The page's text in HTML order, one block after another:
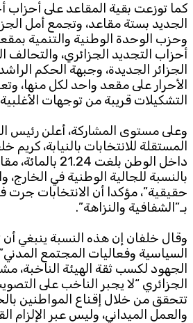
كما توزعت بقية المقاعد على أحزاب
الجديد بستة مقاعد، وتجمع أمل
وحزب الوحدة الوطنية والتنمية
أحزاب التجديد الجزائري، والتحالف
الجزائر الجديدة، وجبهة الحكم
الأحرار على مقعد واحد لكل منها،
التشكيلات قريبة من توجهات
وعلى مستوى المشاركة، أعلن رئيس
المستقلة للانتخابات بالنيابة، كريم
بالنسبة للجالية الوطنية في الخارج،
حقيقية”، مؤكدا أن الانتخابات
بـ”الشفافية والنزاهة”.
وقال خلفان إن هذه النسبة ينبغي
السياسية وفعاليات المجتمع
الجهود لكسب ثقة الهيئة الناخبة،
الجزائري “لا يجبر الناخب على
تتحقق من خلال إقناع المواطنين
والعمل الميداني، وليس عبر الإلزام